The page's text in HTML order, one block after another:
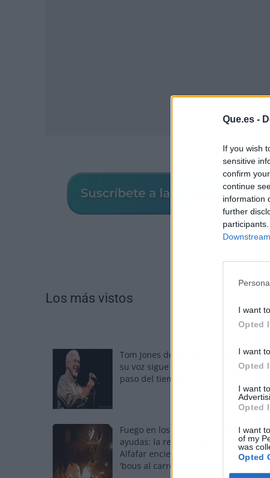
Que.es -
If you wish
sensitive
confirm
continue
information
further
I want
Opted
I want
Opted
I want
Opted
I want
of my
was
Opted
Los más vistos
Tom Jones demuestra en Madrid que
su voz sigue desafiando implacable
paso del tiempo
Fuego en los cuernos y millones en
ayudas: la rebelión antitaurina en
Alfafar enciende el debate sobre los
'bous al carrer'